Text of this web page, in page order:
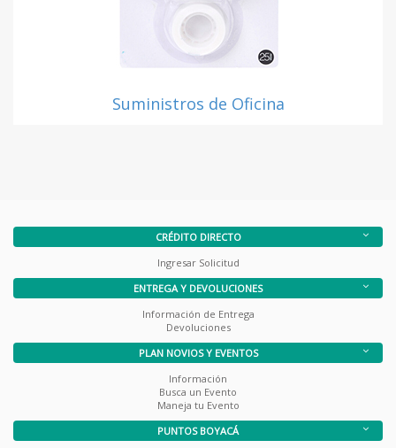
Suministros de Oficina
CRÉDITO DIRECTO
Ingresar Solicitud
ENTREGA Y DEVOLUCIONES
Información de Entrega
Devoluciones
PLAN NOVIOS Y EVENTOS
Información
Busca un Evento
Maneja tu Evento
PUNTOS BOYACÁ